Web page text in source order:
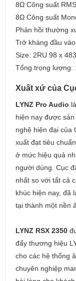
8Ω Công suất
8Ω Công suất
Phản hồi thường
Trở kháng đầu
Size: 2RU 98 x
Tổng trọng lượng:
Xuất xứ của
LYNZ Pro Audio
hiện nay được
nghệ hiện đại của
xuất đạt tiêu
ở mức hiệu quả
người dùng. Cục
nhất so với tất cả
khúc hiện nay, đã
tại thành một nền
LYNZ RSX 2350
đẩy thương hiệu
cho các hệ thống
chuyên nghiệp